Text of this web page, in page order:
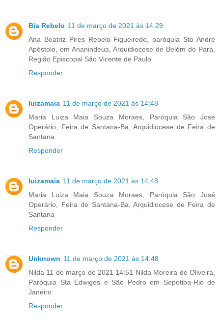
Bia Rebelo 11 de março de 2021 às 14:29
Ana Beatriz Pires Rebelo Figueiredo, paróquia Sto André
Apóstolo, em Ananindeua, Arquidiocese de Belém do Pará,
Região Episcopal São Vicente de Paulo
Responder
luizamaia 11 de março de 2021 às 14:48
Maria Luiza Maia Souza Moraes, Paróquia São José
Operário, Feira de Santana-Ba, Arquidiocese de Feira de
Santana
Responder
luizamaia 11 de março de 2021 às 14:48
Maria Luiza Maia Souza Moraes, Paróquia São José
Operário, Feira de Santana-Ba, Arquidiocese de Feira de
Santana
Responder
Unknown 11 de março de 2021 às 14:48
Nilda 11 de março de 2021 14:51 Nilda Moreira de Oliveira,
Paróquia Sta Edwiges e São Pedro em Sepetiba-Rio de
Janeiro
Responder